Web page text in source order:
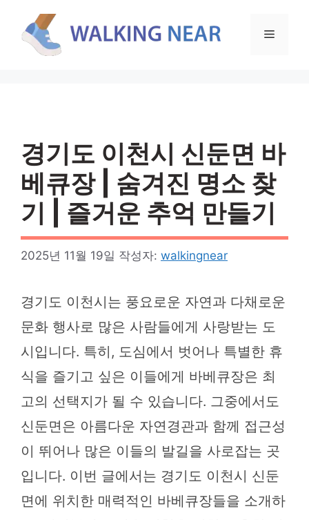
메
경기도 이천시 신둔면 바
베큐장 | 숨겨진 명소 찾
기 | 즐거운 추억 만들기
2025년 11월 19일 작성자: walkingnear
경기도 이천시는 풍요로운 자연과 다채로운
문화 행사로 많은 사람들에게 사랑받는 도
시입니다. 특히, 도심에서 벗어나 특별한 휴
식을 즐기고 싶은 이들에게 바베큐장은 최
고의 선택지가 될 수 있습니다. 그중에서도
신둔면은 아름다운 자연경관과 함께 접근성
이 뛰어나 많은 이들의 발길을 사로잡는 곳
입니다. 이번 글에서는 경기도 이천시 신둔
면에 위치한 매력적인 바베큐장들을 소개하